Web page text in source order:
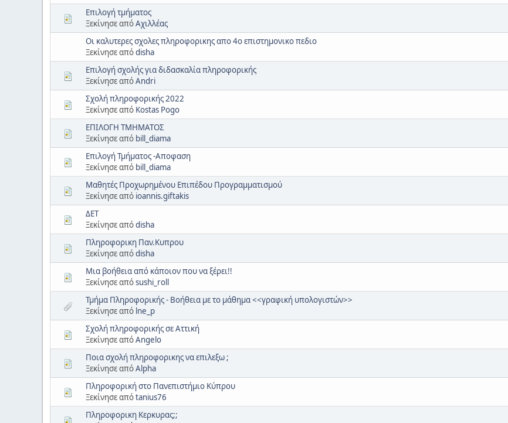
Επιλογή τμήματος
Ξεκίνησε απόΑχιλλέας
Οι καλυτερες σχολες πληροφορικης απο 4ο επιστημονικο πεδιο
Ξεκίνησε απόdisha
Επιλογή σχολής για διδασκαλία πληροφορικής
Ξεκίνησε απόAndri
Σχολή πληροφορικής 2022
Ξεκίνησε από Kostas Pogo
ΕΠΙΛΟΓΗ ΤΜΗΜΑΤΟΣ
Ξεκίνησε από bill_diama
Επιλογή Τμήματος -Αποφαση
Ξεκίνησε από bill_diama
Μαθητές Προχωρημένου Επιπέδου Προγραμματισμού
Ξεκίνησε από ioannis.giftakis
ΔΕΤ
Ξεκίνησε απόdisha
Πληροφορικη Παν.Κυπρου
Ξεκίνησε απόdisha
Μια βοήθεια από κάποιον που να ξέρει!!
Ξεκίνησε απόsushi_roll
Τμήμα Πληροφορικής - Βοήθεια με το μάθημα <<γραφική υπολογιστών>>
Ξεκίνησε από lne_p
Σχολή πληροφορικής σε Αττική
Ξεκίνησε απόAngelo
Ποια σχολή πληροφορικης να επιλεξω ;
Ξεκίνησε απόAlpha
Πληροφορική στο Πανεπιστήμιο Κύπρου
Ξεκίνησε απόtanius76
Πληροφορικη Κερκυρας;;